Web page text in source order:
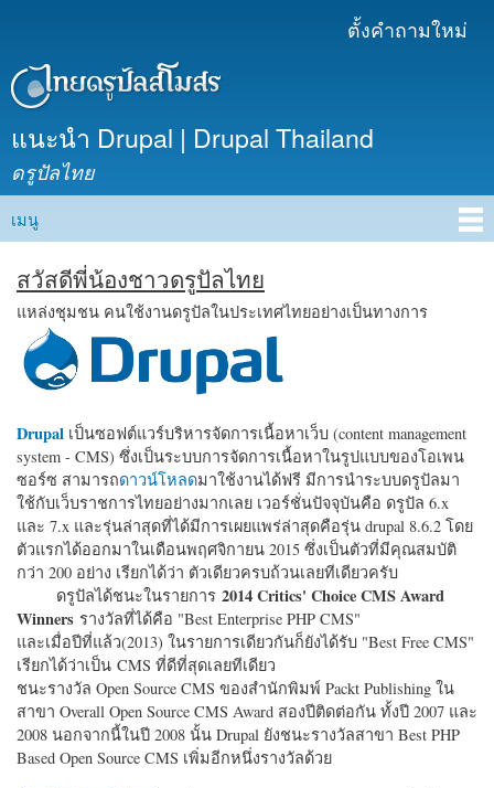
เนื้อหา
ตั้งคำถามใหม่
แนะนำ Drupal | Drupal Thailand
ดรูปัลไทย
Main menu
เมนู
สวัสดีพี่น้องชาวดรูปัลไทย
แหล่งชุมชน คนใช้งานดรูปัลในประเทศไทยอย่างเป็นทางการ
Drupal เป็นซอฟต์แวร์บริหารจัดการเนื้อหาเว็บ (content management
system - CMS) ซึ่งเป็นระบบการจัดการเนื้อหาในรูปแบบของโอเพน
ซอร์ซ สามารถดาวน์โหลดมาใช้งานได้ฟรี มีการนำระบบดรูปัลมา
ใช้กับเว็บราชการไทยอย่างมากเลย เวอร์ชั่นปัจจุบันคือ ดรูปัล 6.x
และ 7.x และรุ่นล่าสุดที่ได้มีการเผยแพร่ล่าสุดคือรุ่น drupal 8.6.2 โดย
ตัวแรกได้ออกมาในเดือนพฤศจิกายน 2015 ซึ่งเป็นตัวที่มีคุณสมบัติ
กว่า 200 อย่าง เรียกได้ว่า ตัวเดียวครบถ้วนเลยทีเดียวครับ
ดรูปัลได้ชนะในรายการ 2014 Critics' Choice CMS Award
Winners รางวัลที่ได้คือ "Best Enterprise PHP CMS"
และเมื่อปีที่แล้ว(2013) ในรายการเดียวกันก็ยังได้รับ "Best Free CMS"
เรียกได้ว่าเป็น CMS ที่ดีที่สุดเลยทีเดียว
ชนะรางวัล Open Source CMS ของสำนักพิมพ์ Packt Publishing ใน
สาขา Overall Open Source CMS Award สองปีติดต่อกัน ทั้งปี 2007 และ
2008 นอกจากนี้ในปี 2008 นั้น Drupal ยังชนะรางวัลสาขา Best PHP
Based Open Source CMS เพิ่มอีกหนึ่งรางวัลด้วย